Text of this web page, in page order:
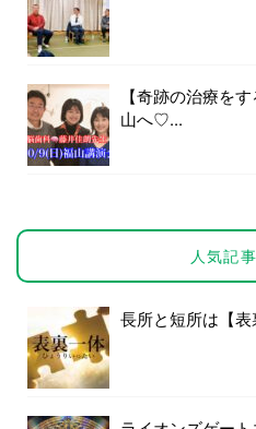
【奇跡の治療を
山へ♡...
人気記
長所と短所は【